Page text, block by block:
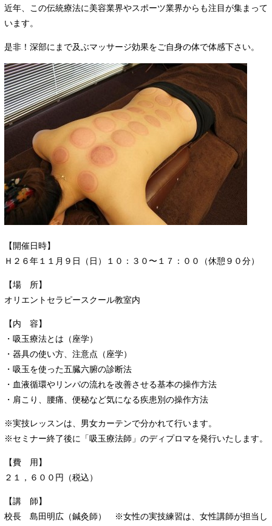
近年、この伝統療法に美容業界やスポーツ業界からも注目が集まって
います。
是非！深部にまで及ぶマッサージ効果をご自身の体で体感下さい。
【開催日時】
Ｈ２６年１１月９日（日）１０：３０〜１７：００（休憩９０分）
【場 所】
オリエントセラピースクール教室内
【内 容】
・吸玉療法とは（座学）
・器具の使い方、注意点（座学）
・吸玉を使った五臓六腑の診断法
・血液循環やリンパの流れを改善させる基本の操作方法
・肩こり、腰痛、便秘など気になる疾患別の操作方法
※実技レッスンは、男女カーテンで分かれて行います。
※セミナー終了後に「吸玉療法師」のディプロマを発行いたします。
【費 用】
２１，６００円（税込）
【講 師】
校長 島田明広（鍼灸師） ※女性の実技練習は、女性講師が担当し